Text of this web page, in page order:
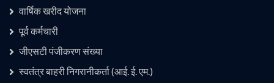
वार्षिक खरीद योजना
उपयोगी लिंक 1
पूर्व कर्मचारी
जीएसटी पंजीकरण संख्या
स्वतंत्र बाहरी निगरानीकर्ता (आई. ई. एम.)